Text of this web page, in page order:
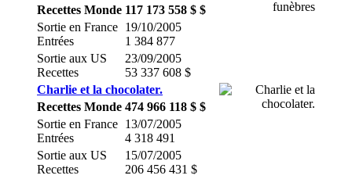
Recettes Monde 117 173 558 $ $
Sortie en France
Entrées
19/10/2005
1 384 877
Sortie aux US
Recettes
23/09/2005
53 337 608 $
Charlie et la chocolater.
Recettes Monde 474 966 118 $ $
Sortie en France
Entrées
13/07/2005
4 318 491
Sortie aux US
Recettes
15/07/2005
206 456 431 $